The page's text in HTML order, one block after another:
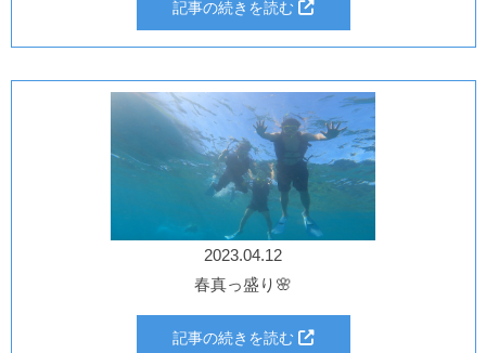
記事の続きを読む
2023.04.12
春真っ盛り🌸
記事の続きを読む